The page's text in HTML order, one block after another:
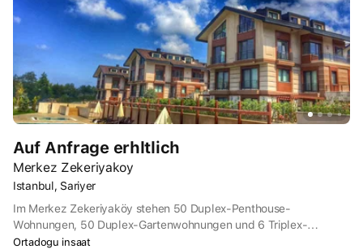
Auf Anfrage erhltlich
Merkez Zekeriyakoy
Istanbul, Sariyer
Im Merkez Zekeriyaköy stehen 50 Duplex-Penthouse-
Wohnungen, 50 Duplex-Gartenwohnungen und 6 Triplex-
Doppelhaushälften zur Verfügung. Die Anlage umfasst 106
Ortadogu insaat